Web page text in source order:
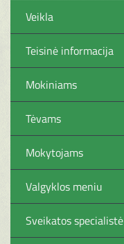
Veikla
Teisinė informacija
Mokiniams
Tėvams
Mokytojams
Valgyklos meniu
Sveikatos specialistė